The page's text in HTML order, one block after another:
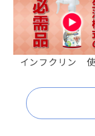
インフクリン